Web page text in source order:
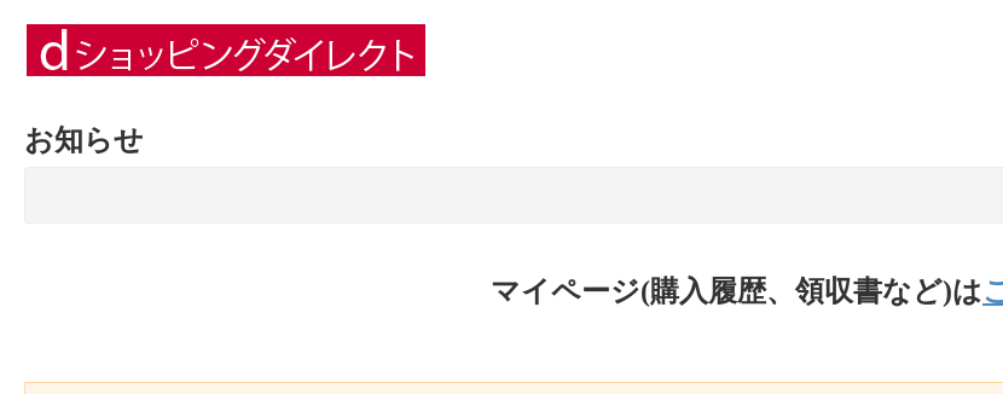
お知らせ
マイページ(購入履歴、領収書など)は